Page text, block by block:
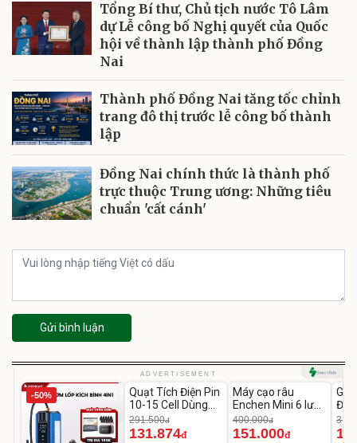
Tổng Bí thư, Chủ tịch nước Tô Lâm
dự Lễ công bố Nghị quyết của Quốc
hội về thành lập thành phố Đồng
Nai
Thành phố Đồng Nai tăng tốc chỉnh
trang đô thị trước lễ công bố thành
lập
Đồng Nai chính thức là thành phố
trực thuộc Trung ương: Những tiêu
chuẩn 'cất cánh'
Gửi bình luận
ADVERTISEMENT
-50% -54%
Unmute
Quạt Tích Điện Pin
10-15 Cell Dùng
Liên Tục 4-8H
291.500đ
131.874đ
-62%
Máy cạo râu
Enchen Mini 6 lưỡi
dao kép mỏng
400.000đ
151.000đ
Đùi